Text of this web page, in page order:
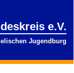
e.V.
Jugendburg